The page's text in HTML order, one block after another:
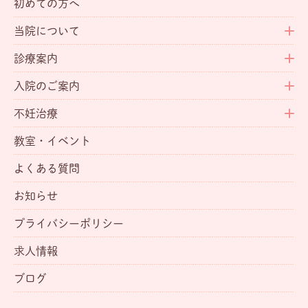
初めての方へ
当院について
診療案内
入院のご案内
不妊治療
教室・イベント
よくある質問
お知らせ
プライバシーポリシー
求人情報
ブログ